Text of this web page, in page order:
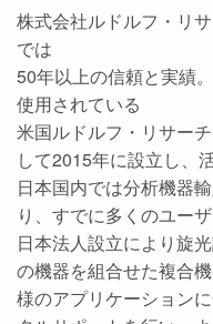
株式会社ルドルフ・リ
では
50年以上の信頼と実績
使用されている
米国ルドルフ・リサー
して2015年に設立し、
日本国内では分析機器
り、すでに多くのユー
日本法人設立により旋
の機器を組合せた複合
様のアプリケーション